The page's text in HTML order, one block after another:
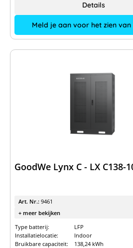
Meld je aan voor het zien van
Details
GoodWe Lynx C - LX C138-
Art. Nr.: 9461
+ meer bekijken
Type batterij:
LFP
Installatielocatie:
Indoor
Bruikbare capaciteit:
138,24 kWh